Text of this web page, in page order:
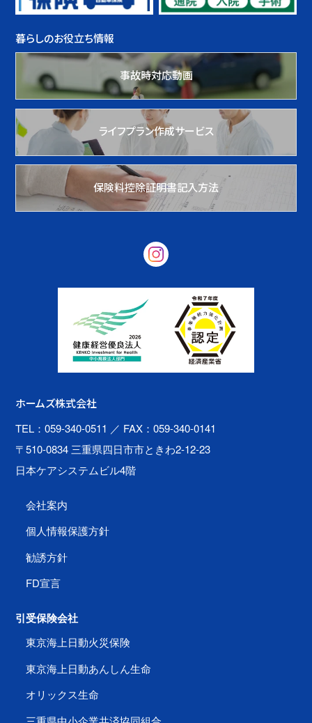
暮らしのお役立ち情報
事故時対応動画
ライフプラン作成サービス
保険料控除証明書記入方法
ホームズ株式会社
TEL：059-340-0511 ／ FAX：059-340-0141
〒510-0834 三重県四日市市ときわ2-12-23
日本ケアシステムビル4階
会社案内
個人情報保護方針
勧誘方針
FD宣言
引受保険会社
東京海上日動火災保険
東京海上日動あんしん生命
オリックス生命